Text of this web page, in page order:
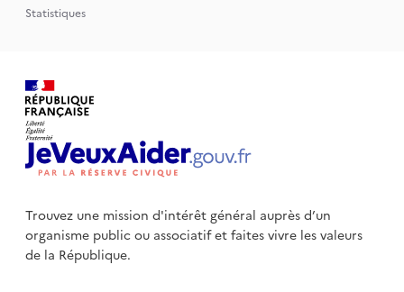
Statistiques
Trouvez une mission d'intérêt général auprès d’un
organisme publicou associatif et faites vivre les valeurs
de la République.